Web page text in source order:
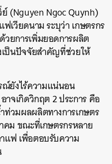
(Nguyen Ngoc Quynh)
เวียดนาม ระบุว่า เกษตรกร
ยการเพิ่มยอดการผลิต
เป็นปัจจัยสำคัญที่ช่วยให้
ณ์ยังไร้ความแน่นอน
าจเกิดวิกฤต 2 ประการ คือ
วมผลผลิตทางการเกษตร
คม ขณะที่เกษตรกรหลาย
แฟ เพื่อตอบรับความ